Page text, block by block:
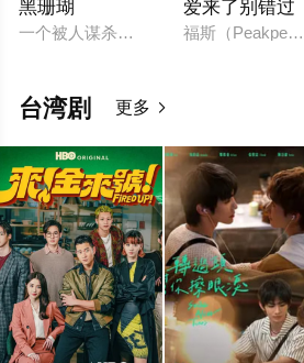
黑珊瑚
一个被人谋杀致死的女孩的灵魂附到珊
爱来了别错过
福斯（
台湾剧 更多 